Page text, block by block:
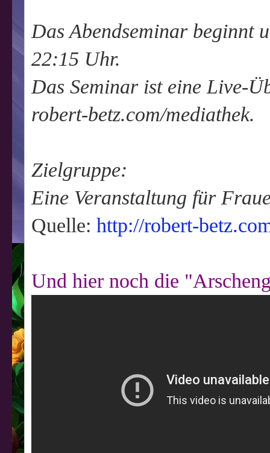
Das Abendseminar beginnt
22:15 Uhr.
Das Seminar ist eine Live-
robert-betz.com/mediathek.
Zielgruppe:
Eine Veranstaltung für
Quelle: http://robert-
Und hier noch die